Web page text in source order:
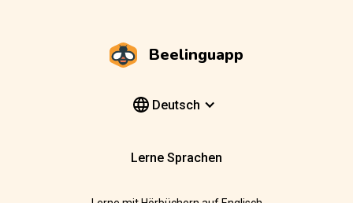
Beelinguapp
Deutsch
Lerne Sprachen